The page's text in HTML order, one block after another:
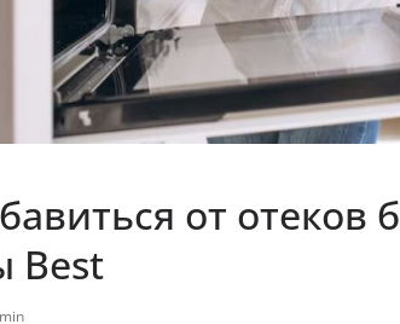
от отеков
Best